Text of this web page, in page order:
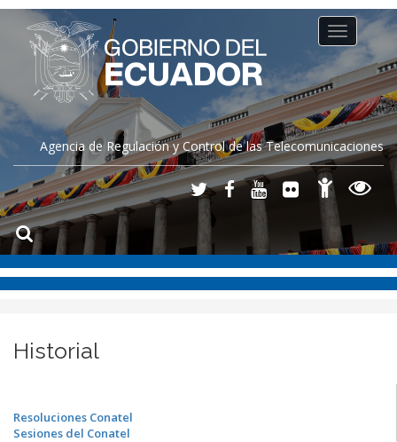
Agencia de Regulación y Control de las Telecomunicaciones
Toggle
navigation
Historial
Resoluciones Conatel
Sesiones del Conatel